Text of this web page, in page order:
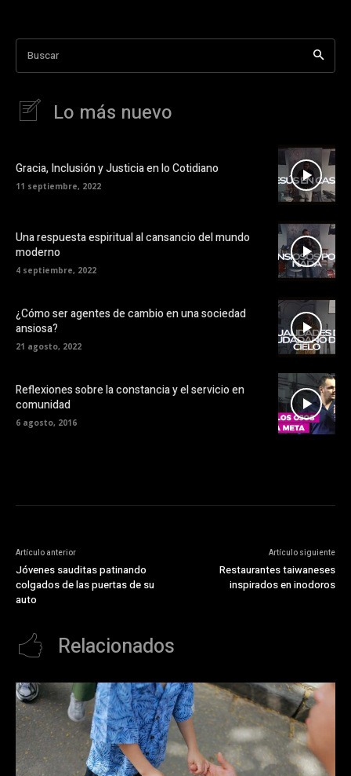
Buscar
Lo más nuevo
Gracia, Inclusión y Justicia en lo Cotidiano
11 septiembre, 2022
Una respuesta espiritual al cansancio del mundo
moderno
4 septiembre, 2022
¿Cómo ser agentes de cambio en una sociedad
ansiosa?
21 agosto, 2022
Reflexiones sobre la constancia y el servicio en
comunidad
6 agosto, 2016
Artículo anterior
Jóvenes sauditas patinando
colgados de las puertas de su
auto
Artículo siguiente
Restaurantes taiwaneses
inspirados en inodoros
Relacionados